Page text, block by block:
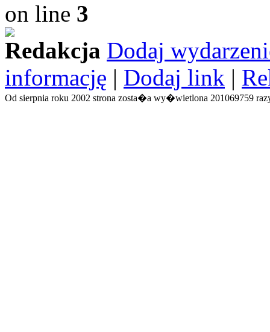
on line 3
Redakcja Dodaj
informację | Dodaj link |
Od sierpnia roku 2002 strona zosta�a wy�wietlona 201069759